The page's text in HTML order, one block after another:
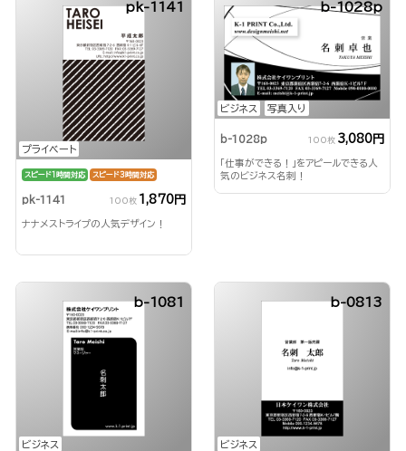
プライベート
pk-1141
スピード1時間対応 スピード3時間対応
pk-1141 100枚 1,870円
ナナメストライプの人気デザイン！
ビジネス 写真入り
b-1028p
b-1028p 100枚 3,080円
「仕事ができる！」をアピールできる人
気のビジネス名刺！
ビジネス
b-1081
ビジネス
b-0813